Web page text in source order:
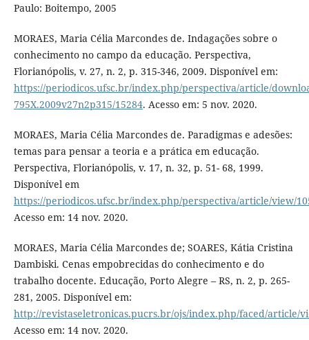
Paulo: Boitempo, 2005
MORAES, Maria Célia Marcondes de. Indagações sobre o
conhecimento no campo da educação. Perspectiva,
Florianópolis, v. 27, n. 2, p. 315-346, 2009. Disponível em:
https://periodicos.ufsc.br/index.php/perspectiva/article/
795X.2009v27n2p315/15284. Acesso em: 5 nov. 2020.
MORAES, Maria Célia Marcondes de. Paradigmas e adesões:
temas para pensar a teoria e a prática em educação.
Perspectiva, Florianópolis, v. 17, n. 32, p. 51- 68, 1999.
Disponível em
https://periodicos.ufsc.br/index.php/perspectiva/article/view/
Acesso em: 14 nov. 2020.
MORAES, Maria Célia Marcondes de; SOARES, Kátia Cristina
Dambiski. Cenas empobrecidas do conhecimento e do
trabalho docente. Educação, Porto Alegre – RS, n. 2, p. 265-
281, 2005. Disponível em:
http://revistaseletronicas.pucrs.br/ojs/index.php/faced/article/
Acesso em: 14 nov. 2020.